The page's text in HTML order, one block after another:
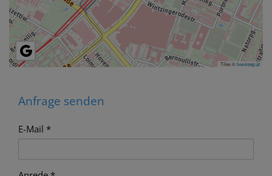
Tiles ©basemap.at
Anfrage senden
E-Mail